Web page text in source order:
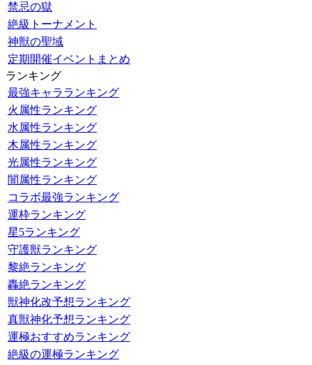
禁忌の獄
絶級トーナメント
神獣の聖域
定期開催イベントまとめ
ランキング
最強キャラランキング
火属性ランキング
水属性ランキング
木属性ランキング
光属性ランキング
闇属性ランキング
コラボ最強ランキング
運枠ランキング
星5ランキング
守護獣ランキング
黎絶ランキング
轟絶ランキング
獣神化改予想ランキング
真獣神化予想ランキング
運極おすすめランキング
絶級の運極ランキング